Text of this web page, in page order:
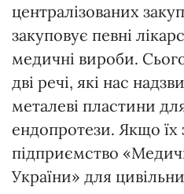
централізованих
закуповує певні
медичні вироби.
дві речі, які нас
металеві пластини
ендопротези. Якщо їх
підприємство
України» для